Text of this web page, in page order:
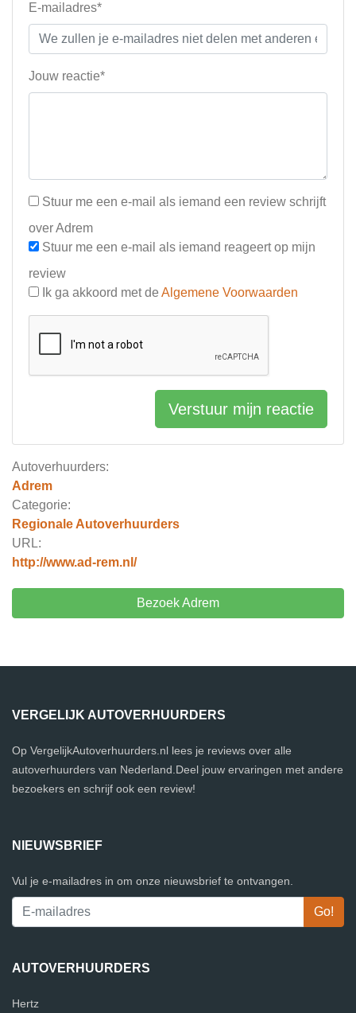
Autoverhuurders:
Adrem
Categorie:
Regionale Autoverhuurders
URL:
http://www.ad-rem.nl/
Bezoek Adrem
E-mailadres*
Jouw reactie*
Stuur me een e-mail als iemand een review schrijft
over Adrem
Stuur me een e-mail als iemand reageert op mijn
review
Ik ga akkoord met de Algemene Voorwaarden
Verstuur mijn reactie
VERGELIJK AUTOVERHUURDERS
Op VergelijkAutoverhuurders.nl lees je reviews over alle
autoverhuurders van Nederland.Deel jouw ervaringen met andere
bezoekers en schrijf ook een review!
NIEUWSBRIEF
Vul je e-mailadres in om onze nieuwsbrief te ontvangen.
AUTOVERHUURDERS
Hertz